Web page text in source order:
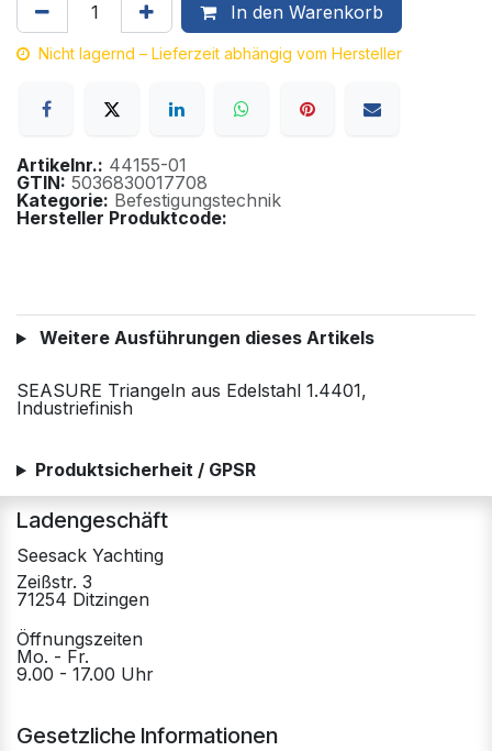
In den Warenkorb
Nicht lagernd – Lieferzeit abhängig vom Hersteller
Artikelnr.: 44155-01
GTIN: 5036830017708
Kategorie: Befestigungstechnik
Hersteller Produktcode:
Weitere Ausführungen dieses Artikels
SEASURE Triangeln aus Edelstahl 1.4401,
Industriefinish
Produktsicherheit / GPSR
Ladengeschäft
Seesack Yachting
Zeißstr. 3
71254 Ditzingen
Öffnungszeiten
Mo. - Fr.
9.00 - 17.00 Uhr
Gesetzliche Informationen